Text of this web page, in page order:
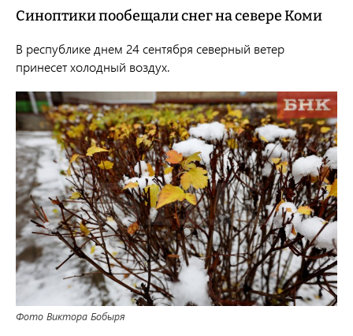
Синоптики пообещали снег на севере Коми
В республике днем 24 сентября северный ветер
принесет холодный воздух.
Фото Виктора Бобыря